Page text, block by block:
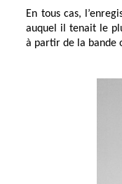
En tous cas,
auquel il tenait le
à partir de la bande